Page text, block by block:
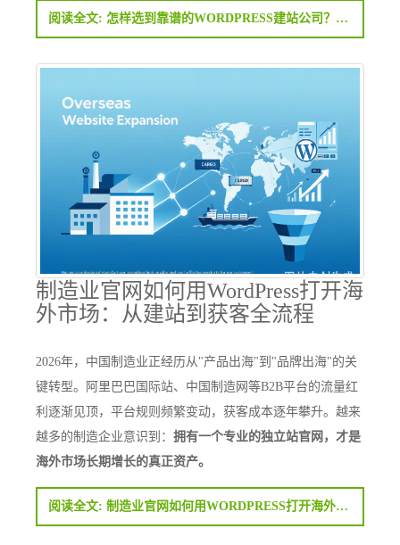
阅读全文: 怎样选到靠谱的WORDPRESS建站公司？5个维度教你避坑不踩雷
制造业官网如何用WordPress打开海
外市场：从建站到获客全流程
2026年，中国制造业正经历从"产品出海"到"品牌出海"的关
键转型。阿里巴巴国际站、中国制造网等B2B平台的流量红
利逐渐见顶，平台规则频繁变动，获客成本逐年攀升。越来
越多的制造企业意识到： 拥有一个专业的独立站官网，才是
海外市场长期增长的真正资产。
阅读全文: 制造业官网如何用WORDPRESS打开海外市场：从建站到获客全流程